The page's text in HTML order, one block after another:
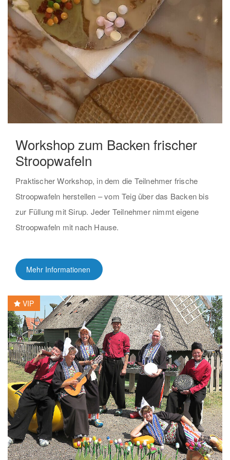
Workshop zum Backen frischer
Stroopwafeln
Praktischer Workshop, in dem die Teilnehmer frische
Stroopwafeln herstellen – vom Teig über das Backen bis
zur Füllung mit Sirup. Jeder Teilnehmer nimmt eigene
Stroopwafeln mit nach Hause.
Mehr Informationen
VIP